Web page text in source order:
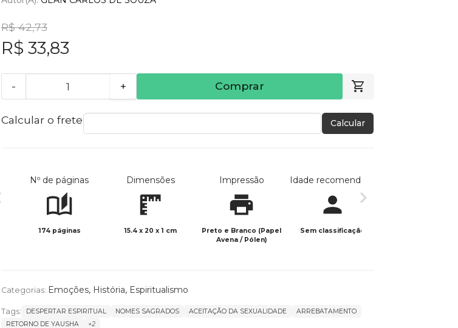
R$ 42,73
R$ 33,83
- + Comprar
Calcular o frete Calcular
Nº de páginas
174 páginas
Dimensões
15.4 x 20 x 1 cm
Impressão
Preto e Branco (Papel
Avena / Pólen)
Idade recomendada
Sem classificação
Categorias: Emoções, História, Espiritualismo
Tags: DESPERTAR ESPIRITUAL NOMES SAGRADOS ACEITAÇÃO DA SEXUALIDADE
ARREBATAMENTO
RETORNO DE YAUSHA
+2